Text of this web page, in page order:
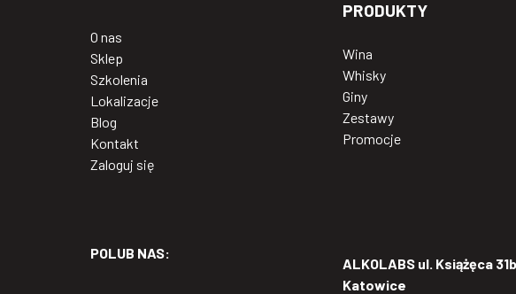
O nas
Sklep
Szkolenia
Lokalizacje
Blog
Kontakt
Zaloguj się
POLUB NAS:
PRODUKTY
Wina
Whisky
Giny
Zestawy
Promocje
ALKOLABS ul. Książęca
Katowice